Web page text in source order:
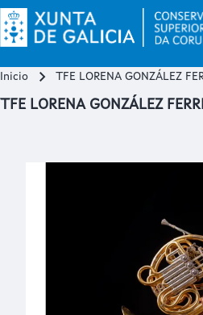
Close search
Buscar
Inicio TFE LORENA GONZÁLEZ
TFE LORENA GONZÁLEZ